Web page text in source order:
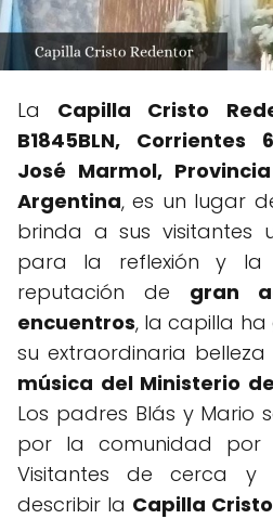
La Capilla Cristo
B1845BLN, Corrientes
José Marmol,
Argentina, es un lugar
brinda a sus visitantes
para la reflexión y la
reputación de gran
encuentros, la capilla
su extraordinaria
música del Ministerio
Los padres Blás y Mario
por la comunidad por
Visitantes de cerca y
describir la Capilla